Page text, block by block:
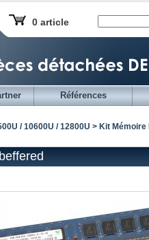
0 article
Références
/ 10600U / 12800U > Kit Mémoire